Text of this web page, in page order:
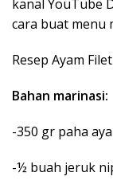
kanal YouTube
cara buat menu
Resep Ayam
Bahan marinasi:
-350 gr paha
-½ buah jeruk